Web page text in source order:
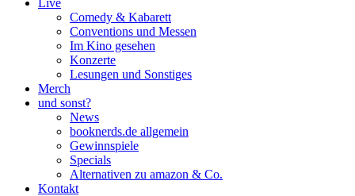
Live
Comedy & Kabarett
Conventions und Messen
Im Kino gesehen
Konzerte
Lesungen und Sonstiges
Merch
und sonst?
News
booknerds.de allgemein
Gewinnspiele
Specials
Alternativen zu amazon & Co.
Kontakt